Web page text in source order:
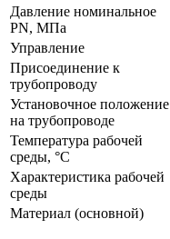
Давление номинальное
PN, МПа
Управление
Присоединение к
трубопроводу
Установочное положение
на трубопроводе
Температура рабочей
среды, °С
Характеристика рабочей
среды
Материал (основной)